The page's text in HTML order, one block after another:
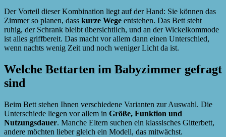
Der Vorteil dieser Kombination liegt auf der Hand: Sie können das
Zimmer so planen, dass kurze Wege entstehen. Das Bett steht
ruhig, der Schrank bleibt übersichtlich, und an der Wickelkommode
ist alles griffbereit. Das macht vor allem dann einen Unterschied,
wenn nachts wenig Zeit und noch weniger Licht da ist.
Welche Bettarten im Babyzimmer gefragt
sind
Beim Bett stehen Ihnen verschiedene Varianten zur Auswahl. Die
Unterschiede liegen vor allem in Größe, Funktion und
Nutzungsdauer. Manche Eltern suchen ein klassisches Gitterbett,
andere möchten lieber gleich ein Modell, das mitwächst.